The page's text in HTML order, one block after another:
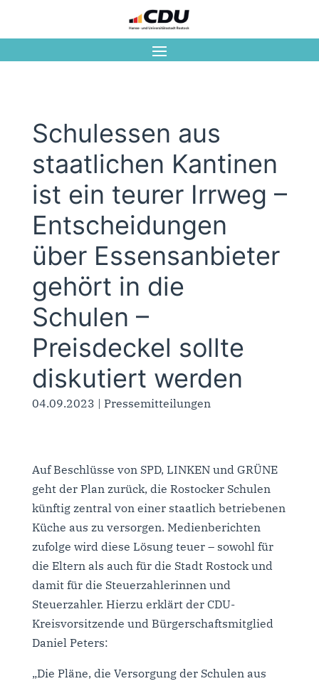
Schulessen aus
staatlichen Kantinen
ist ein teurer Irrweg –
Entscheidungen
über Essensanbieter
gehört in die
Schulen –
Preisdeckel sollte
diskutiert werden
04.09.2023 | Pressemitteilungen
Auf Beschlüsse von SPD, LINKEN und GRÜNE
geht der Plan zurück, die Rostocker Schulen
künftig zentral von einer staatlich betriebenen
Küche aus zu versorgen. Medienberichten
zufolge wird diese Lösung teuer – sowohl für
die Eltern als auch für die Stadt Rostock und
damit für die Steuerzahlerinnen und
Steuerzahler. Hierzu erklärt der CDU-
Kreisvorsitzende und Bürgerschaftsmitglied
Daniel Peters:
„Die Pläne, die Versorgung der Schulen aus